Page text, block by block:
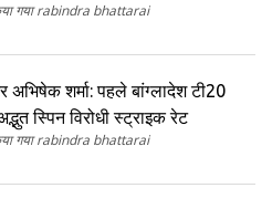
गया rabindra bhattarai
शर्मा: पहले बांग्लादेश टी20
स्पिन विरोधी स्ट्राइक रेट
गया rabindra bhattarai